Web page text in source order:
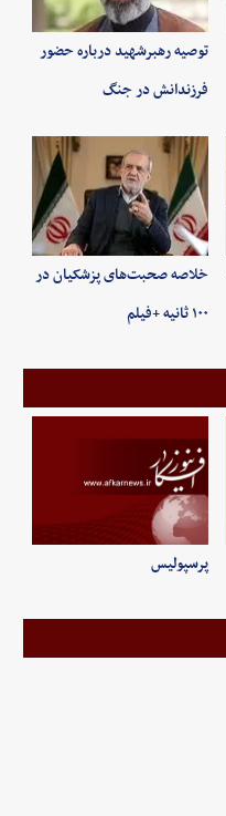
توصیه رهبرشهید درباره حضور
فرزندانش در جنگ
خلاصه صحبت‌های پزشکیان در
۱۰۰ ثانیه +فیلم
پرسپولیس